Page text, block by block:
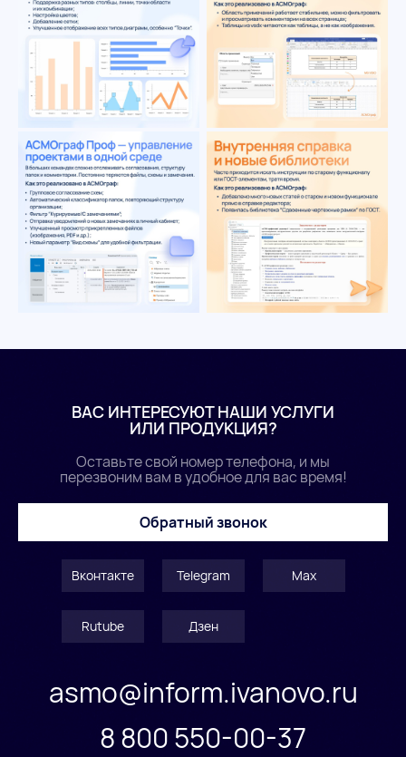
ВАС ИНТЕРЕСУЮТ НАШИ УСЛУГИ
ИЛИ ПРОДУКЦИЯ?
Оставьте свой номер телефона, и мы
перезвоним вам в удобное для вас время!
Обратный звонок
Вконтакте Telegram Max
Rutube Дзен
asmo@inform.ivanovo.ru
8 800 550-00-37